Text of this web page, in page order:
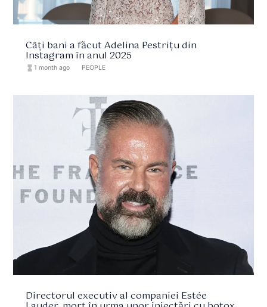
Câți bani a făcut Adelina Pestrițu din
Instagram în anul 2025
hourglass_full 1 month ago PEOPLE
Directorul executiv al companiei Estée